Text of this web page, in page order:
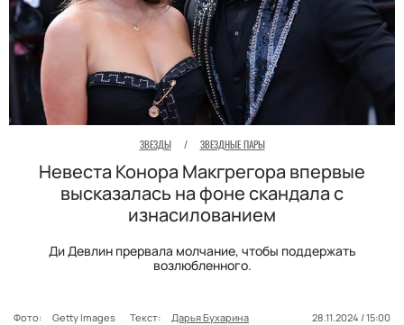
ЗВЕЗДЫ / ЗВЕЗДНЫЕ ПАРЫ
Невеста Конора Макгрегора впервые
высказалась на фоне скандала с
изнасилованием
Ди Девлин прервала молчание, чтобы поддержать
возлюбленного.
Фото: Getty Images Текст: Дарья Бухарина
28.11.2024 / 15:00